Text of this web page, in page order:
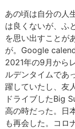
あの頃は自分の人
は良くないが、ふ
を思い出すことが
が。Google
2021年の9月から
ルデンタイムであ
躍していたし、友
ドライブしたBig
高の時だった。日
も再会した。コロ